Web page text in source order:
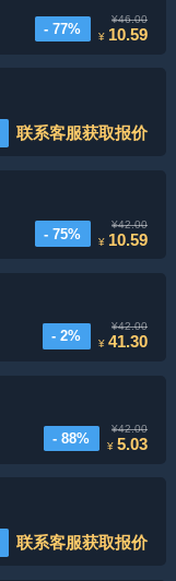
- 77%
¥46.00
¥ 10.59
联系客服获取报价
- 75%
¥42.00
¥ 10.59
- 2%
¥42.00
¥41.30
- 88%
¥42.00
¥5.03
联系客服获取报价